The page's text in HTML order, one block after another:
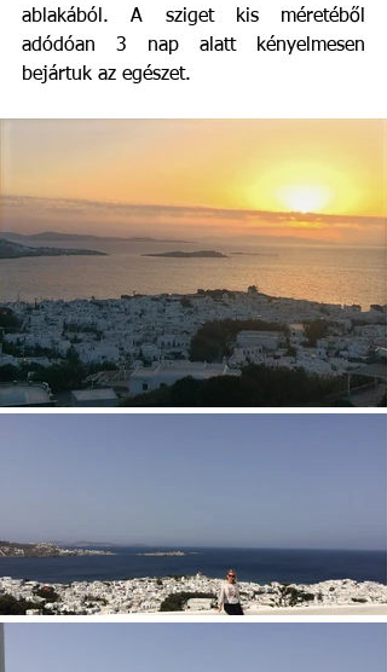
ablakából. A sziget kis méretéből
adódóan 3 nap alatt kényelmesen
bejártuk az egészet.